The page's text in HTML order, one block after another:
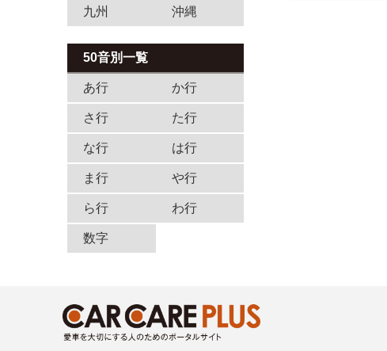
九州 沖縄
50音別一覧
あ行 か行
さ行 た行
な行 は行
ま行 や行
ら行 わ行
数字